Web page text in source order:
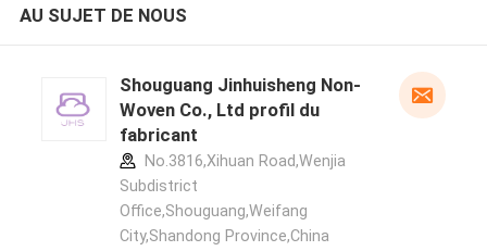
AU SUJET DE NOUS
Shouguang Jinhuisheng Non-
Woven Co., Ltd profil du
fabricant
No.3816,Xihuan Road,Wenjia
Subdistrict
Office,Shouguang,Weifang
City,Shandong Province,China